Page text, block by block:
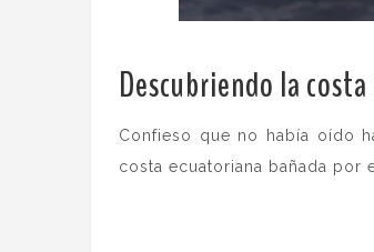
Descubriendo la
Confieso que no había oído
costa ecuatoriana bañada por